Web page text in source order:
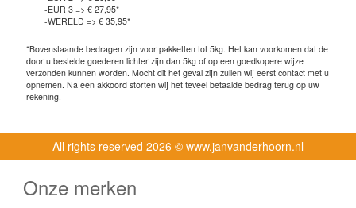
-EUR 3 => € 27,95*
-WERELD => € 35,95*
*Bovenstaande bedragen zijn voor pakketten tot 5kg. Het kan voorkomen dat de
door u bestelde goederen lichter zijn dan 5kg of op een goedkopere wijze
verzonden kunnen worden. Mocht dit het geval zijn zullen wij eerst contact met u
opnemen. Na een akkoord storten wij het teveel betaalde bedrag terug op uw
rekening.
All rights reserved 2026 © www.janvanderhoorn.nl
Onze merken